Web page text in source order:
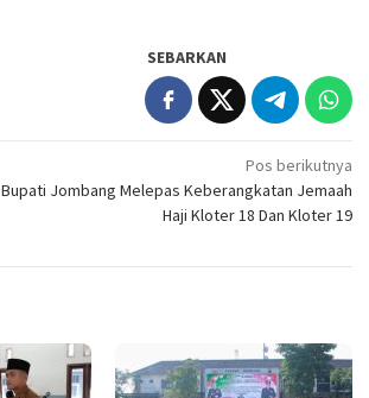
SEBARKAN
Pos berikutnya
Bupati Jombang Melepas Keberangkatan Jemaah
Haji Kloter 18 Dan Kloter 19